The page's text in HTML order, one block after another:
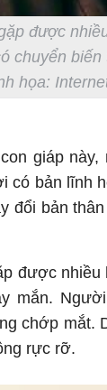
được
chuyển
họa:
giáp này,
có bản lĩnh
đổi bản
được nhiều
mắn.
chớp mắt.
rực rỡ.